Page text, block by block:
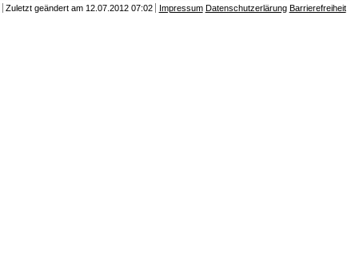
Zuletzt geändert am 12.07.2012 07:02 Impressum Datenschutzerlärung Barrierefreiheit